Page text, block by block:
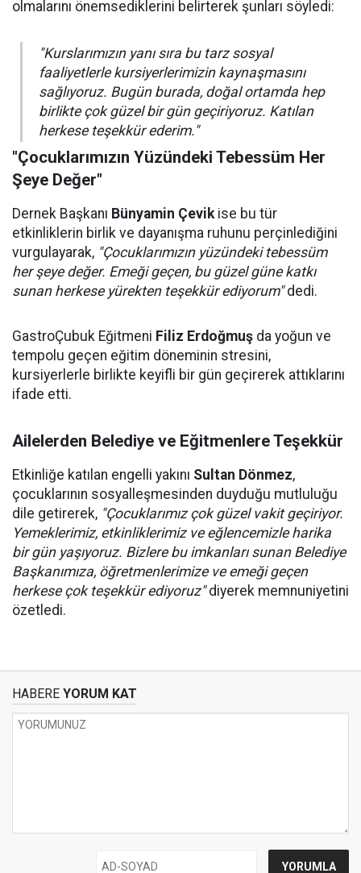
olmalarını önemsediklerini belirterek şunları söyledi:
"Kurslarımızın yanı sıra bu tarz sosyal
faaliyetlerle kursiyerlerimizin kaynaşmasını
sağlıyoruz. Bugün burada, doğal ortamda hep
birlikte çok güzel bir gün geçiriyoruz. Katılan
herkese teşekkür ederim."
"Çocuklarımızın Yüzündeki Tebessüm Her
Şeye Değer"
Dernek Başkanı Bünyamin Çevik ise bu tür
etkinliklerin birlik ve dayanışma ruhunu perçinlediğini
vurgulayarak, "Çocuklarımızın yüzündeki tebessüm
her şeye değer. Emeği geçen, bu güzel güne katkı
sunan herkese yürekten teşekkür ediyorum"dedi.
GastroÇubuk Eğitmeni Filiz Erdoğmuş da yoğun ve
tempolu geçen eğitim döneminin stresini,
kursiyerlerle birlikte keyifli bir gün geçirerek attıklarını
ifade etti.
Ailelerden Belediye ve Eğitmenlere Teşekkür
Etkinliğe katılan engelli yakını Sultan Dönmez,
çocuklarının sosyalleşmesinden duyduğu mutluluğu
dile getirerek, "Çocuklarımız çok güzel vakit geçiriyor.
Yemeklerimiz, etkinliklerimiz ve eğlencemizle harika
bir gün yaşıyoruz. Bizlere bu imkanları sunan Belediye
Başkanımıza, öğretmenlerimize ve emeği geçen
herkese çok teşekkür ediyoruz"diyerek memnuniyetini
özetledi.
HABERE YORUM KAT